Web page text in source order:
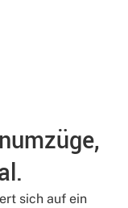
sich auf ein